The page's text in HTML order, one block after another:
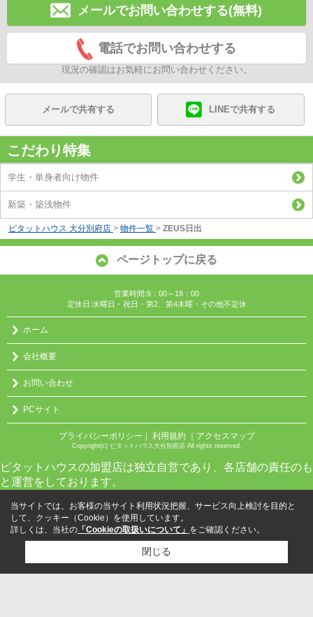
メールでお問い合わせする(無料)
電話でお問い合わせする
現況の確認はお気軽にお問い合わせください。
メールで共有する LINEで共有する
こだわり特集
学生・単身者向け物件
新築・築浅物件
ピタットハウス 大分別府店 > 物件一覧 > ZEUS日出
ページトップに戻る
営業時間:9：00～18：00
定休日:水曜日・祝日・第2、第4木曜・その他不定休
ホーム
会社概要
お問い合わせ
PCサイト
プライバシーポリシー 利用規約 ｜アクセスマップ
Copyright(c) ピタットハウス大分別府店 All rights reserved.
ピタットハウスの加盟店は独立自営であり、各店舗の責任のも
と運営をしております。
当サイトでは、お客様の当サイト利用状況把握、サービス向上検討を目的と
して、クッキー（Cookie）を使用しています。
詳しくは、当社の 「Cookieの取扱いについて」 をご確認ください。
閉じる